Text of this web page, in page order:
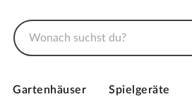
Gartenhäuser Spielgeräte